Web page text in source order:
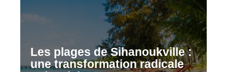
Les plages de Sihanoukville :
une transformation radicale